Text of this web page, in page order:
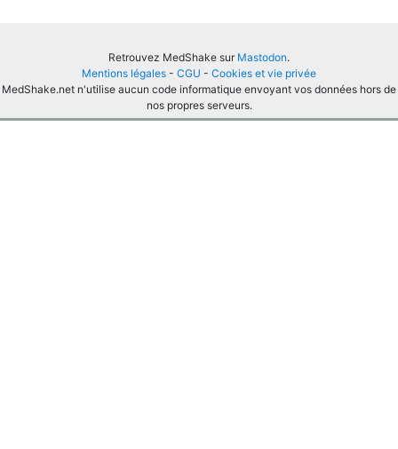
Retrouvez MedShake sur Mastodon.
Mentions légales - CGU - Cookies et vie privée
MedShake.net n'utilise aucun code informatique envoyant vos données hors de
nos propres serveurs.